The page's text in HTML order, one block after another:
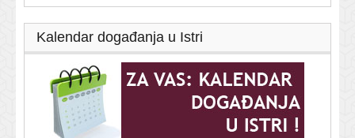
Kalendar događanja u Istri